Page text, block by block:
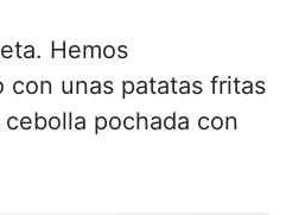
Hemos
con unas patatas fritas
pochada con